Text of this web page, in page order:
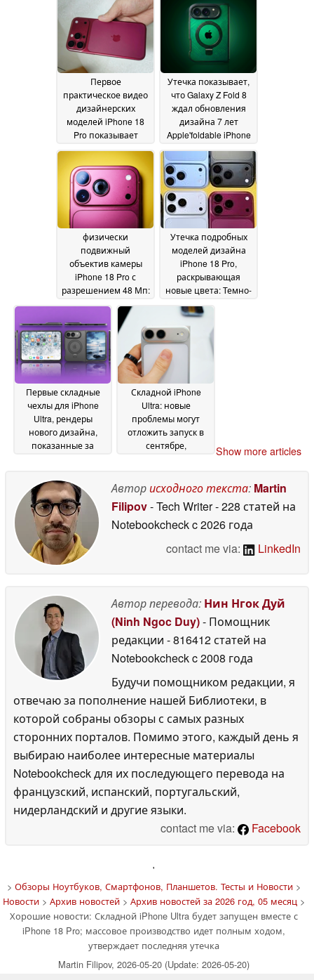
Первое
практическое видео
дизайнерских
моделей iPhone 18
Pro показывает
разном освещении
31 May 2026
Утечка показывает,
что Galaxy Z Fold 8
ждал обновления
дизайна 7 лет
Apple'foldable iPhone
дня30 May 2026
физически
подвижный
объектив камеры
iPhone 18 Pro с
разрешением 48 Мп:
показывает, что
Apple платит за
обновление целое
состояние 29 May 2026
Утечка подробных
моделей дизайна
iPhone 18 Pro,
раскрывающая
новые цвета: Темно-
голубой, черный и
серебристый
2026
Первые складные
чехлы для iPhone
Ultra, рендеры
нового дизайна,
показанные за
May 2026
Складной iPhone
Ultra: новые
проблемы могут
отложить запуск в
сентябре,
ведущего тайпстера
Show more articles
Авторисходного текста: Martin
Filipov- Tech Writer- 228 статей на
Notebookcheckc 2026 года
contact me via:
LinkedIn
Автор перевода: Нин Нгок Дуй
(Ninh Ngoc Duy)- Помощник
редакции - 816412 статей на
Notebookcheckc 2008 года
Будучи помощником редакции, я
отвечаю за пополнение нашей Библиотеки, в
которой собраны обзоры с самых разных
сторонних порталов. Помимо этого, каждый день я
выбираю наиболее интересные материалы
Notebookcheck для их последующего перевода на
французский, испанский, португальский,
нидерландский и другие языки.
contact me via:
Facebook
'
> Обзоры Ноутбуков, Смартфонов, Планшетов. Тесты и Новости>
Новости> Архив новостей> Архив новостей за 2026 год, 05 месяц>
Хорошие новости: Складной iPhone Ultra будет запущен вместе с
iPhone 18 Pro; массовое производство идет полным ходом,
утверждает последняя утечка
Martin Filipov, 2026-05-20 (Update: 2026-05-20)